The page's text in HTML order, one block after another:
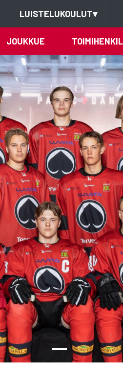
LUISTELUKOULUT▾
JOUKKUE